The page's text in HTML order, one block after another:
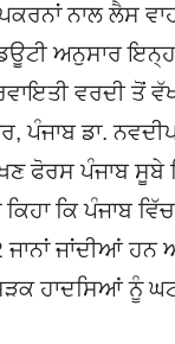
ਨਾਲ ਲੈਸ
ਅਨੁਸਾਰ
ਵਰਦੀ ਤੋਂ
ਪੰਜਾਬ ਡਾ.
ਫੋਰਸ ਪੰਜਾਬ ਸੂਬੇ
ਕਿ ਪੰਜਾਬ
ਜਾਨਾਂ ਜਾਂਦੀਆਂ
ਹਾਦਸਿਆਂ ਨੂੰ